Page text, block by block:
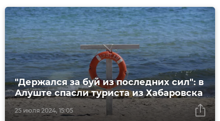
25 июля 2024, 15:05
"Держался за буй из последних сил": в
Алуште спасли туриста из Хабаровска